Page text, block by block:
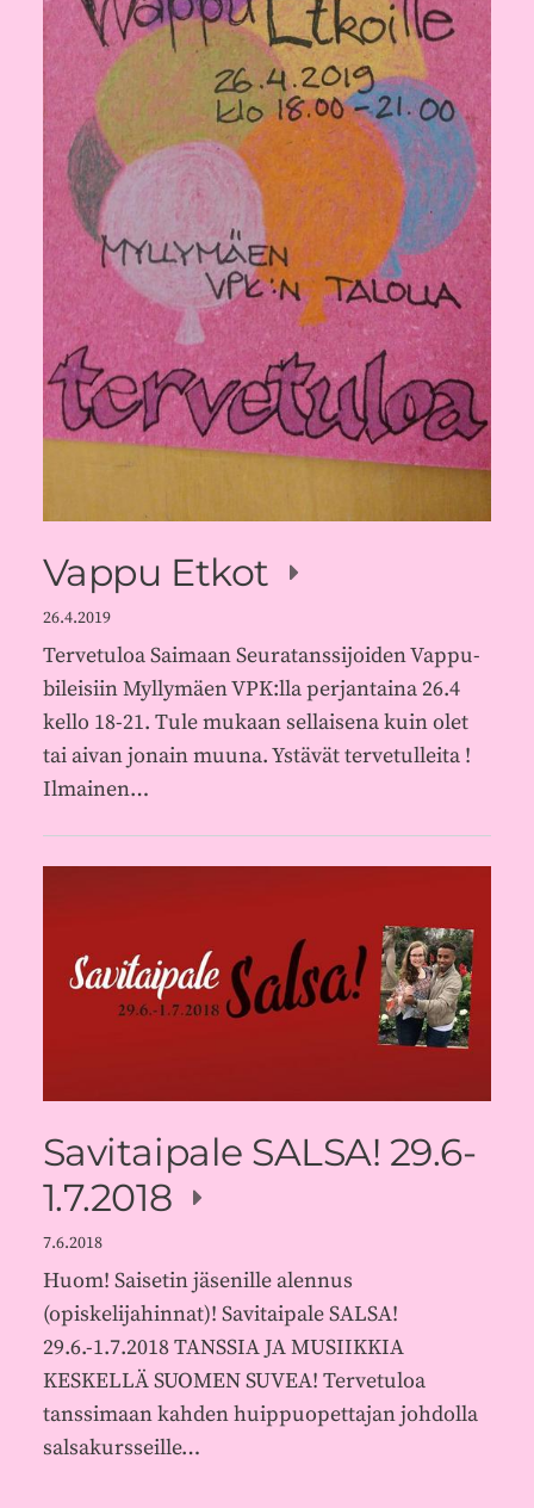
Vappu Etkot
26.4.2019
Tervetuloa Saimaan Seuratanssijoiden Vappu-
bileisiin Myllymäen VPK:lla perjantaina 26.4
kello 18-21. Tule mukaan sellaisena kuin olet
tai aivan jonain muuna. Ystävät tervetulleita !
Ilmainen…
Savitaipale SALSA! 29.6-
1.7.2018
7.6.2018
Huom! Saisetin jäsenille alennus
(opiskelijahinnat)! Savitaipale SALSA!
29.6.-1.7.2018 TANSSIA JA MUSIIKKIA
KESKELLÄ SUOMEN SUVEA! Tervetuloa
tanssimaan kahden huippuopettajan johdolla
salsakursseille…